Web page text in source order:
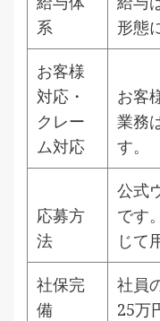
系
形態
お客様
対応・
クレー
ム対応
お客
業務
す。
応募方
法
公式
です
じて
社保完
備
社員
25万